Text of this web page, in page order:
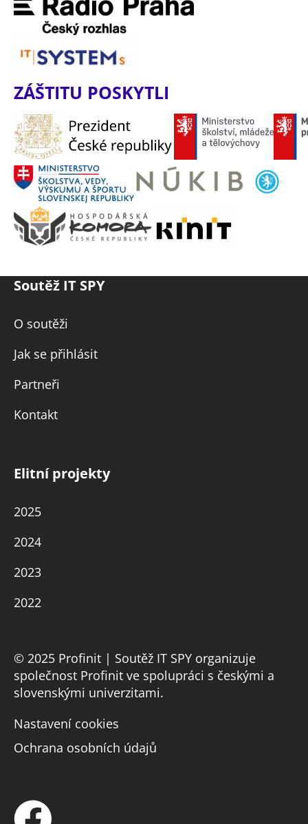
ZÁŠTITU POSKYTLI
Soutěž IT SPY
O soutěži
Jak se přihlásit
Partneři
Kontakt
Elitní projekty
2025
2024
2023
2022
© 2025 Profinit | Soutěž IT SPY organizuje
společnost Profinit ve spolupráci s českými a
slovenskými univerzitami.
Nastavení cookies
Ochrana osobních údajů